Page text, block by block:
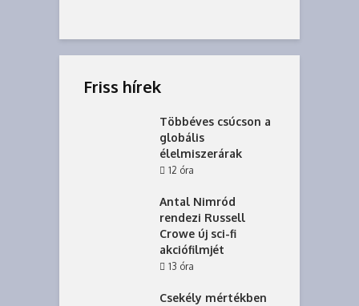
Friss hírek
Többéves csúcson a
globális
élelmiszerárak
12 óra
Antal Nimród
rendezi Russell
Crowe új sci-fi
akciófilmjét
13 óra
Csekély mértékben